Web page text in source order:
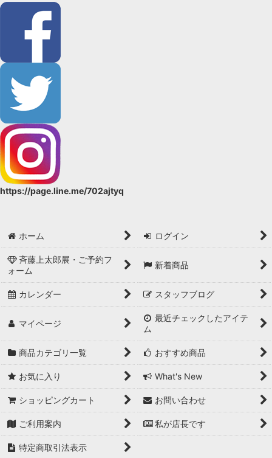
https://page.line.me/702ajtyq
ホーム ログイン
斉藤上太郎展・ご予約フ
ォーム
新着商品
カレンダー スタッフブログ
マイページ
最近チェックしたアイテ
ム
商品カテゴリ一覧 おすすめ商品
お気に入り What's New
ショッピングカート お問い合わせ
ご利用案内 私が店長です
特定商取引法表示